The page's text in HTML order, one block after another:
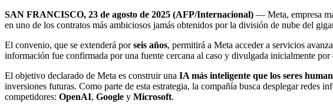
SAN FRANCISCO, 23 de agosto de 2025 (AFP/Internacional) — Meta, empresa
en uno de los contratos más ambiciosos jamás obtenidos por la división de nube del
El convenio, que se extenderá porseis años, permitirá a Meta acceder a servicios
información fue confirmada por una fuente cercana al caso y divulgada inicialmente por
El objetivo declarado de Meta es construir una IA más inteligente que los seres
inversiones futuras. Como parte de esta estrategia, la compañía busca desplegar redes
competidores: OpenAI, Google y Microsoft.